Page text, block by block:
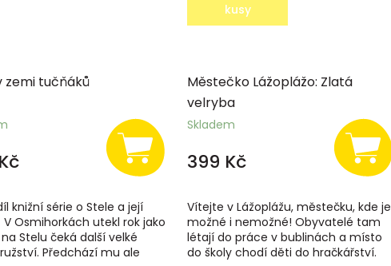
zemi tučňáků
knižní série o Stele a její
Osmihorkách utekl rok jako
Stelu čeká další velké
Předchází mu ale
kusy
Městečko Lážoplážo: Zlatá
velryba
Skladem
399 Kč
Vítejte v Lážoplážu, městečku, kde je
možné i nemožné! Obyvatelé tam
létají do práce v bublinách a místo
do školy chodí děti do hračkářství.